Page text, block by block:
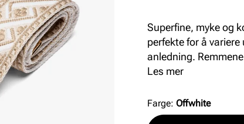
Superfine, myke og
perfekte for å variere uttrykket
anledning.
Les mer
Farge: Offwhite